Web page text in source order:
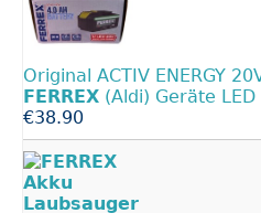
Original ACTIV ENERGY
FERREX (Aldi) Geräte LED
€38.90